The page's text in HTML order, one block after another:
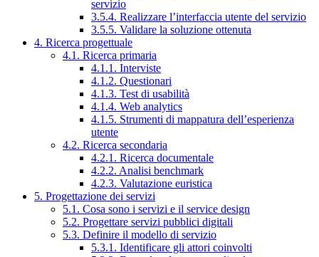
servizio
3.5.4. Realizzare l’interfaccia utente del servizio
3.5.5. Validare la soluzione ottenuta
4. Ricerca progettuale
4.1. Ricerca primaria
4.1.1. Interviste
4.1.2. Questionari
4.1.3. Test di usabilità
4.1.4. Web analytics
4.1.5. Strumenti di mappatura dell’esperienza
utente
4.2. Ricerca secondaria
4.2.1. Ricerca documentale
4.2.2. Analisi benchmark
4.2.3. Valutazione euristica
5. Progettazione dei servizi
5.1. Cosa sono i servizi e il service design
5.2. Progettare servizi pubblici digitali
5.3. Definire il modello di servizio
5.3.1. Identificare gli attori coinvolti